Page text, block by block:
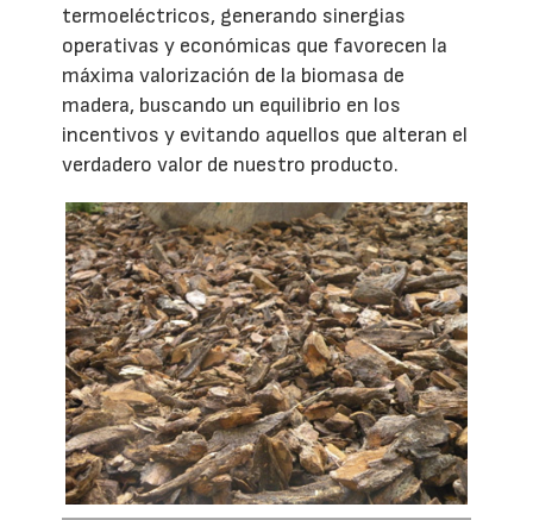
termoeléctricos, generando sinergias
operativas y económicas que favorecen la
máxima valorización de la biomasa de
madera, buscando un equilibrio en los
incentivos y evitando aquellos que alteran el
verdadero valor de nuestro producto.